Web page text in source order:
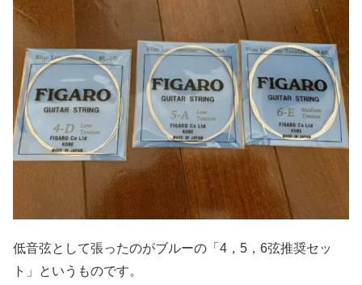
低音弦として張ったのがブルーの「4，5，6弦推奨セッ
ト」というものです。